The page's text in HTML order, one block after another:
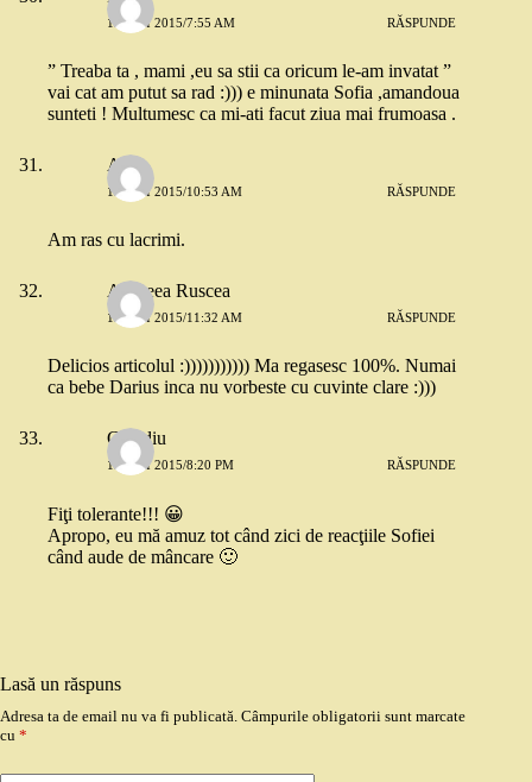
19 MAI 2015/7:55 AM RĂSPUNDE
” Treaba ta , mami ,eu sa stii ca oricum le-am invatat ”
vai cat am putut sa rad :))) e minunata Sofia ,amandoua
sunteti ! Multumesc ca mi-ati facut ziua mai frumoasa .
Ana
19 MAI 2015/10:53 AM RĂSPUNDE
Am ras cu lacrimi.
Andreea Ruscea
19 MAI 2015/11:32 AM RĂSPUNDE
Delicios articolul :))))))))))) Ma regasesc 100%. Numai
ca bebe Darius inca nu vorbeste cu cuvinte clare :)))
Claudiu
19 MAI 2015/8:20 PM RĂSPUNDE
Fiţi tolerante!!! 😀
Apropo, eu mă amuz tot când zici de reacţiile Sofiei
când aude de mâncare 🙂
Lasă un răspuns
Adresa ta de email nu va fi publicată. Câmpurile obligatorii sunt marcate
cu *